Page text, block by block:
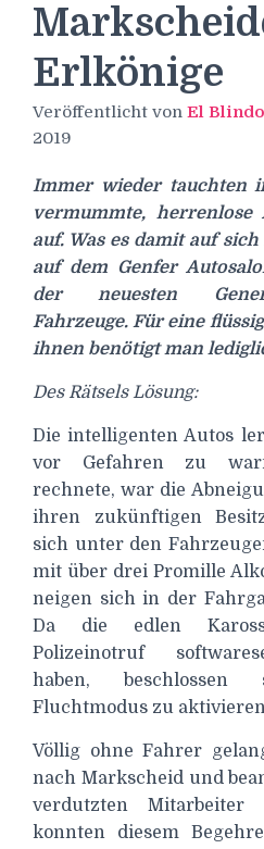
Erlkönige
Veröffentlicht von El Blindo
2019
Immer wieder tauchten
vermummte,
auf. Was es damit auf
auf dem Genfer
der neuesten
Fahrzeuge. Für eine
ihnen benötigt man
Des Rätsels Lösung:
Die intelligenten Autos
vor Gefahren zu
rechnete, war die
ihren zukünftigen
sich unter den
mit über drei Promille
neigen sich in der
Da die edlen
Polizeinotruf
haben,
Fluchtmodus zu
Völlig ohne Fahrer
nach Markscheid und
verdutzten Mitarbeiter
konnten diesem